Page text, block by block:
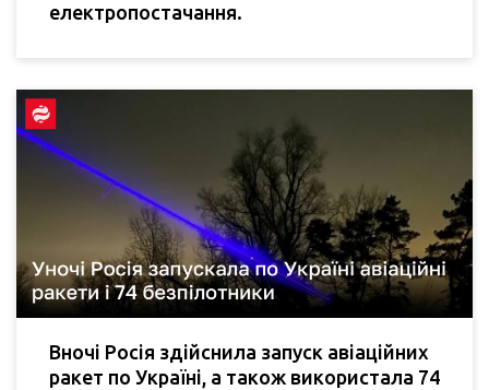
електропостачання.
Вночі Росія здійснила запуск авіаційних
ракет по Україні, а також використала 74